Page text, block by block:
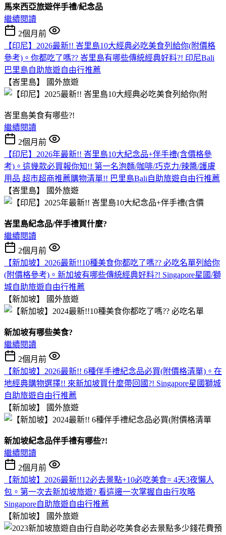
馬來西亞旅遊伴手禮/紀念品
繼續閱讀
2個月前
【印尼】2026最新!! 峇里島10大經典必吃美食列給你(附價格
參考)。你都吃了嗎?? 峇里島有哪些傳統經典好料?! 印尼Bali
巴里島自助旅遊自由行推薦
【峇里島】
國外旅遊
峇里島美食有哪些?!
繼續閱讀
2個月前
【印尼】2026年最新!! 峇里島10大紀念品+伴手禮(含價格參
考)。這幾款必買報你知!! 第一名泡麵/咖啡/巧克力/辣醬/護膚
用品 超市超商推薦購物清單!! 巴里島Bali自助旅遊自由行推薦
【峇里島】
國外旅遊
峇里島紀念品/伴手禮買什麼?
繼續閱讀
2個月前
【新加坡】2026最新!!10種美食你都吃了嗎?? 必吃名單列給你
(附價格參考)。新加坡有哪些傳統經典好料?! Singapore星國/獅
城自助旅遊自由行推薦
【新加坡】
國外旅遊
新加坡有哪些美食?
繼續閱讀
2個月前
【新加坡】2026最新!! 6種伴手禮紀念品必買(附價格清單)。在
地經典購物選擇!! 來新加坡買什麼帶回國?! Singapore星國獅城
自助旅遊自由行推薦
【新加坡】
國外旅遊
新加坡紀念品伴手禮有哪些?!
繼續閱讀
2個月前
【新加坡】2026最新!!12必去景點+10必吃美食= 4天3夜懶人
包。第一次去新加坡旅遊? 看這邊一次掌握自由行攻略
Singapore自助旅遊自由行推薦
【新加坡】
國外旅遊